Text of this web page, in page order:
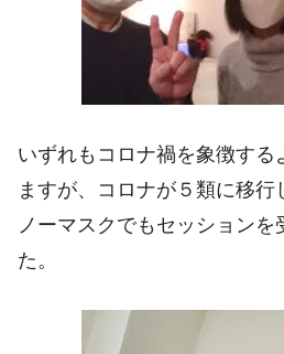
いずれもコロナ禍を象徴する
ますが、コロナが５類に移
ノーマスクでもセッションを
た。